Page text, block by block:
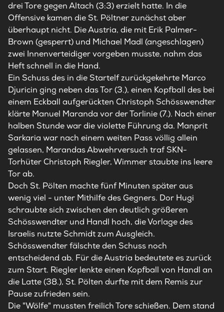
drei Tore gegen Altach (3:3) erzielt hatte. In die
Offensive kamen die St. Pöltner zunächst aber
überhaupt nicht. Die Austria, die mit Erik Palmer-
Brown (gesperrt) und Michael Madl (angeschlagen)
zwei Innenverteidiger vorgeben musste, nahm das
Heft schnell in die Hand.
Ein Schuss des in die Startelf zurückgekehrte Marco
Djuricin ging neben das Tor (3.), einen Kopfball des bei
einem Eckball aufgerückten Christoph Schösswendter
klärte Manuel Maranda vor der Torlinie (7.). Nach einer
halben Stunde war die violette Führung da. Manprit
Sarkaria war nach einem weiten Pass völlig allein
gelassen, Marandas Abwehrversuch traf SKN-
Torhüter Christoph Riegler, Wimmer staubte ins leere
Tor ab.
Doch St. Pölten machte fünf Minuten später aus
wenig viel - unter Mithilfe des Gegners. Dor Hugi
schraubte sich zwischen den deutlich größeren
Schösswendter und Handl hoch, die Vorlage des
Israelis nutzte Schmidt zum Ausgleich.
Schösswendter fälschte den Schuss noch
entscheidend ab. Für die Austria bedeutete es zurück
zum Start. Riegler lenkte einen Kopfball von Handl an
die Latte (38.), St. Pölten durfte mit dem Remis zur
Pause zufrieden sein.
Die "Wölfe" mussten freilich Tore schießen. Dem stand